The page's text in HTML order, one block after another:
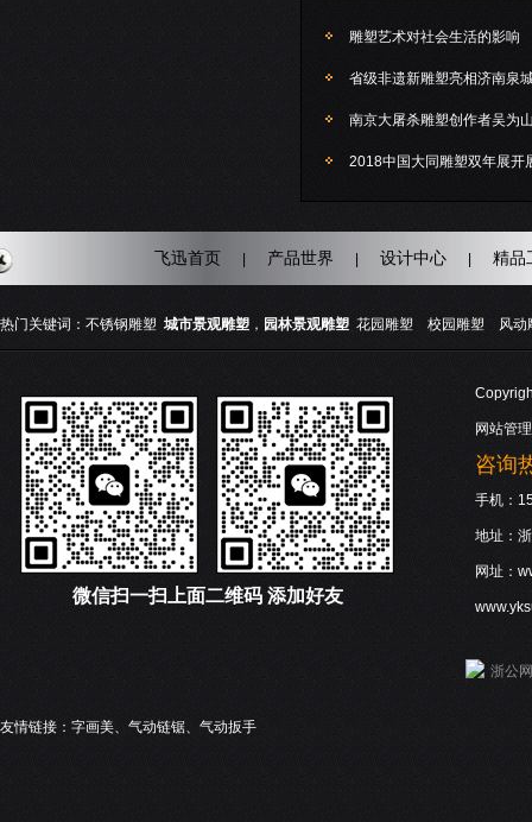
雕塑艺术对社会生活的影响
省级非遗新雕塑亮相济南泉
南京大屠杀雕塑创作者吴为
2018中国大同雕塑双年展开
飞迅首页 产品世界 设计中心 精品
热门关键词： 不锈钢雕塑 城市景观雕塑 ， 园林景观雕塑 花园雕塑 校园雕塑 风动
微信扫一扫上面二维码 添加好友
网站管理
咨询
手机：
地址：
网址：
浙公
友情链接： 字画美、 气动链锯、 气动扳手